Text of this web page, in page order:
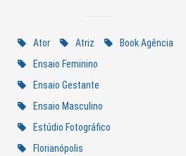
Ator Atriz
Book Agência
Ensaio Feminino
Ensaio Gestante
Ensaio Masculino
Estúdio Fotográfico
Florianópolis